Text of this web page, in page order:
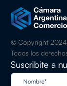
© Copyright 2024
Todos los
Suscribite a